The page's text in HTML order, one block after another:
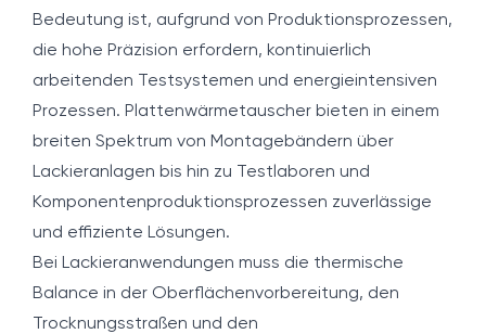
Bedeutung ist, aufgrund von Produktionsprozessen,
die hohe Präzision erfordern, kontinuierlich
arbeitenden Testsystemen und energieintensiven
Prozessen. Plattenwärmetauscher bieten in einem
breiten Spektrum von Montagebändern über
Lackieranlagen bis hin zu Testlaboren und
Komponentenproduktionsprozessen zuverlässige
und effiziente Lösungen.
Bei Lackieranwendungen muss die thermische
Balance in der Oberflächenvorbereitung, den
Trocknungsstraßen und den